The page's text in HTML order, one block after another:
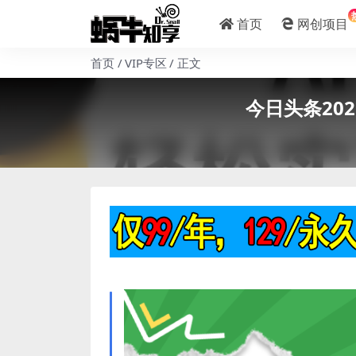
首页 网创项目
首页 VIP专区 正文
今日头条